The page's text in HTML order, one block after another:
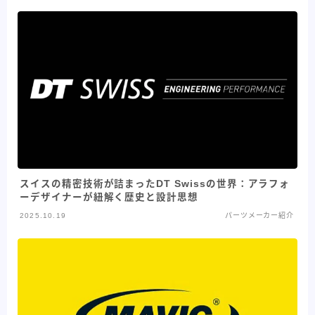
スイスの精密技術が詰まったDT Swissの世界：アラフォ
ーデザイナーが紐解く歴史と設計思想
2025.10.19 パーツメーカー紹介